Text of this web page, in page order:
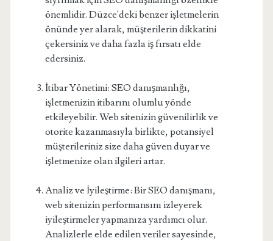
önemlidir. Düzce'deki benzer işletmelerin
önünde yer alarak, müşterilerin dikkatini
çekersiniz ve daha fazla iş fırsatı elde
edersiniz.
İtibar Yönetimi: SEO danışmanlığı,
işletmenizin itibarını olumlu yönde
etkileyebilir. Web sitenizin güvenilirlik ve
otorite kazanmasıyla birlikte, potansiyel
müşterileriniz size daha güven duyar ve
işletmenize olan ilgileri artar.
Analiz ve İyileştirme: Bir SEO danışmanı,
web sitenizin performansını izleyerek
iyileştirmeler yapmanıza yardımcı olur.
Analizlerle elde edilen veriler sayesinde,